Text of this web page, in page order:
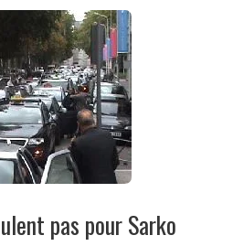
pas pour Sarko